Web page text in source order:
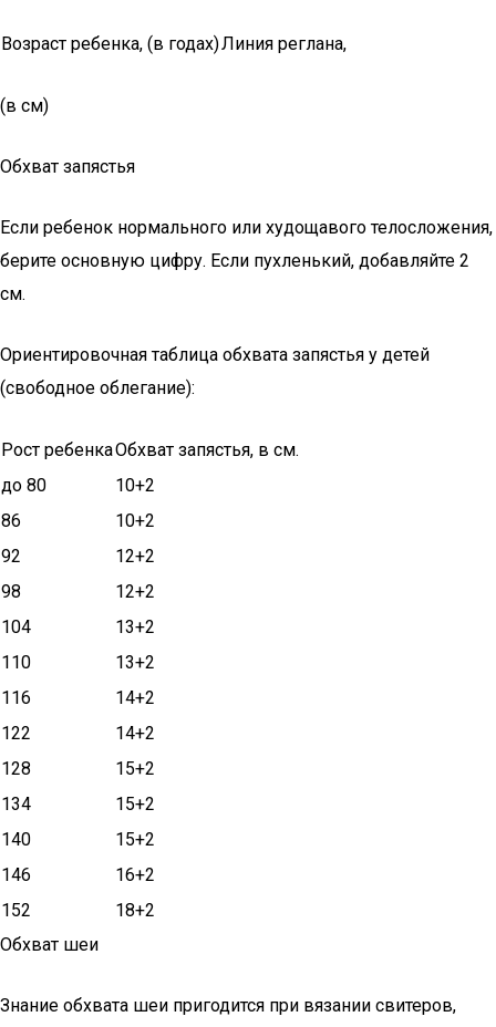
Возраст ребенка, (в годах)Линия реглана,
(в см)
Обхват запястья
Если ребенок нормального или худощавого телосложения,
берите основную цифру. Если пухленький, добавляйте 2
см.
Ориентировочная таблица обхвата запястья у детей
(свободное облегание):
Рост ребенкаОбхват запястья, в см.
до 80
10+2
86
10+2
92
12+2
98
12+2
104
13+2
110
13+2
116
14+2
122
14+2
128
15+2
134
15+2
140
15+2
146
16+2
152
18+2
Обхват шеи
Знание обхвата шеи пригодится при вязании свитеров,